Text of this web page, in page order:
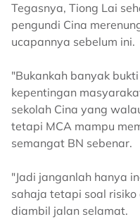
Tegasnya, Tiong Lai
pengundi Cina
ucapannya sebelum ini.
"Bukankah banyak
kepentingan
sekolah Cina yang
tetapi MCA mampu
semangat BN sebenar.
"Jadi janganlah hanya
sahaja tetapi soal
diambil jalan selamat.